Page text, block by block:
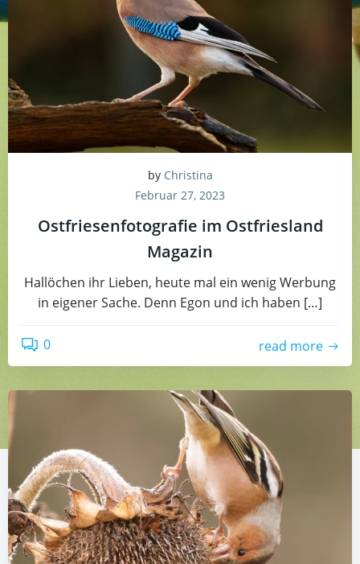
by Christina
Februar 27, 2023
Ostfriesenfotografie im Ostfriesland
Magazin
Hallöchen ihr Lieben, heute mal ein wenig Werbung
in eigener Sache. Denn Egon und ich haben […]
0 read more